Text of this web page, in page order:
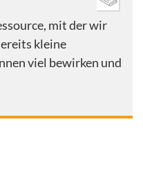
mit der wir
kleine
viel bewirken und